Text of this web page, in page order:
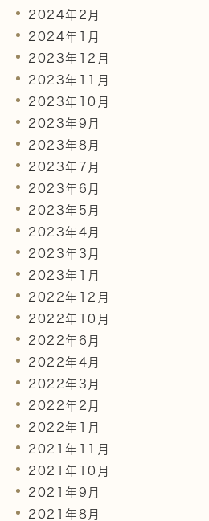
2024年2月
2024年1月
2023年12月
2023年11月
2023年10月
2023年9月
2023年8月
2023年7月
2023年6月
2023年5月
2023年4月
2023年3月
2023年1月
2022年12月
2022年10月
2022年6月
2022年4月
2022年3月
2022年2月
2022年1月
2021年11月
2021年10月
2021年9月
2021年8月